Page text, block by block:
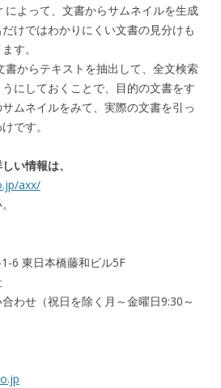
よって、文書からサムネイルを生成
けではわかりにくい文書の見分けも
す。
からテキストを抽出して、全文検索
にしておくことで、目的の文書をす
ムネイルをみて、実際の文書を引っ
です。
い情報は、
axx/
6 東日本橋藤和ビル5F
わせ（祝日を除く月～金曜日9:30～